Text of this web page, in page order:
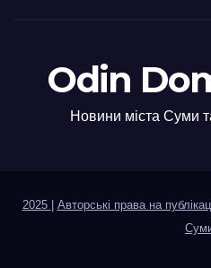
Odin
Новини міста Суми
2025 | Авторські права на